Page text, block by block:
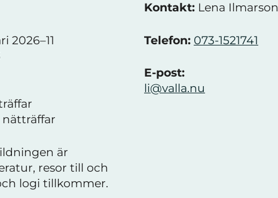
2026–11
nätträffar
är
resor till och
logi tillkommer.
Kontakt: Lena Ilmarson
Telefon: 073-1521741
E-post:
li@valla.nu